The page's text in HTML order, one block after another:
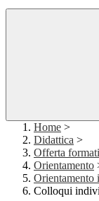
Home >
Didattica >
Offerta
Orientamento
Orientamento
Colloqui